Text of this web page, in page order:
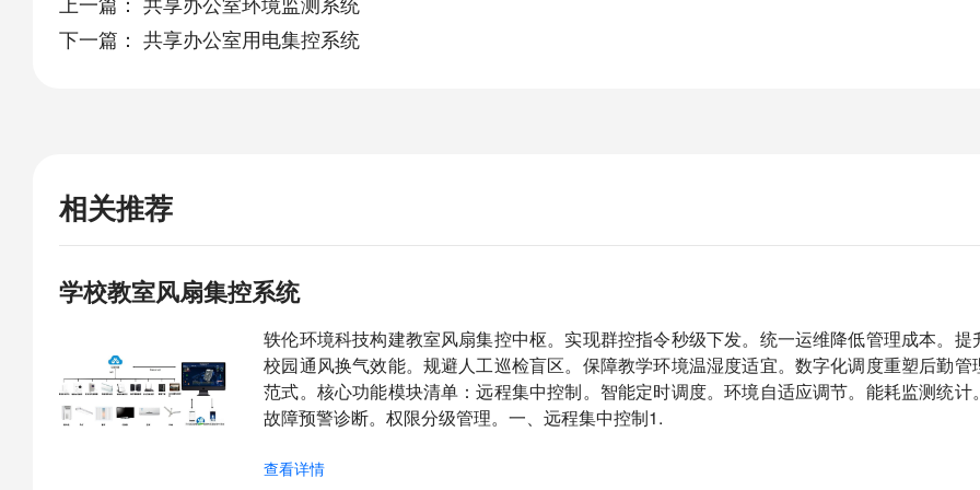
下一篇： 共享办公室用电集控系统
相关推荐
学校教室风扇集控系统
轶伦环境科技构建教室风扇集控中枢。实现群控指令秒级下发。统一运维降低管理成本。提
校园通风换气效能。规避人工巡检盲区。保障教学环境温湿度适宜。数字化调度重塑后勤管
范式。核心功能模块清单：远程集中控制。智能定时调度。环境自适应调节。能耗监测统计。
故障预警诊断。权限分级管理。一、远程集中控制1.
查看详情